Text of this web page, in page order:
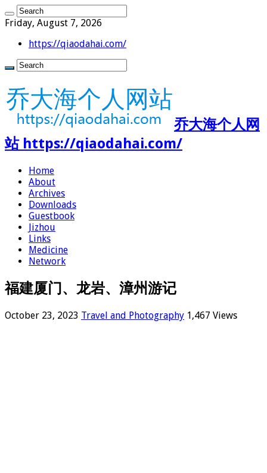
Friday, August 7, 2026
https://qiaodahai.com/
乔大海个人网
站 https://qiaodahai.com/
Home
About
Archives
Downloads
Guestbook
Jizhou
Links
Medicine
Network
福建厦门、龙岩、漳州游记
October 23, 2023 Travel and Photography 1,467 Views